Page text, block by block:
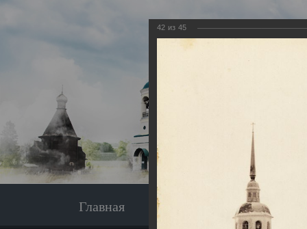
Главная Экскурсия
42 из 45